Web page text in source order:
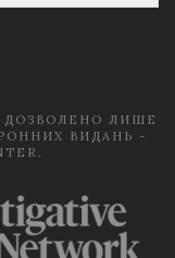
ДОЗВОЛЕНО ЛИШЕ
ВИДАНЬ -